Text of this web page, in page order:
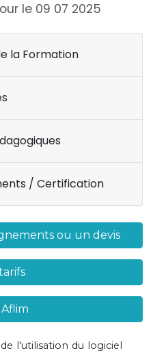
le 09 07 2025
de la Formation
/ Certification
ou un devis
l'utilisation du logiciel